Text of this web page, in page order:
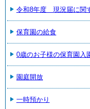
令和8年度 現況届に関
保育園の給食
0歳のお子様の保育園入
園庭開放
一時預かり